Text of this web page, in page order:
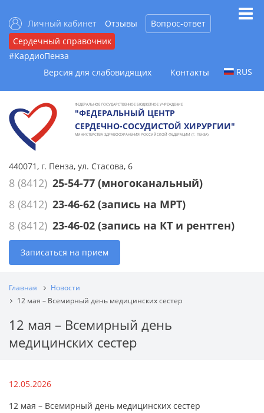
Личный кабинет Отзывы
Вопрос-ответ
Сердечный справочник
#КардиоПенза
Версия для слабовидящих
Контакты RUS
ФЕДЕРАЛЬНОЕ ГОСУДАРСТВЕННОЕ БЮДЖЕТНОЕ УЧРЕЖДЕНИЕ
"ФЕДЕРАЛЬНЫЙ ЦЕНТР
СЕРДЕЧНО-СОСУДИСТОЙ ХИРУРГИИ"
МИНИСТЕРСТВА ЗДРАВООХРАНЕНИЯ РОССИЙСКОЙ ФЕДЕРАЦИИ (Г. ПЕНЗА)
440071, г. Пенза, ул. Стасова, 6
8 (8412) 25-54-77 (многоканальный)
8 (8412) 23-46-62 (запись на МРТ)
8 (8412) 23-46-02 (запись на КТ и рентген)
Записаться на прием
Главная
Новости
12 мая – Всемирный день медицинских сестер
12 мая – Всемирный день
медицинских сестер
12.05.2026
12 мая – Всемирный день медицинских сестер